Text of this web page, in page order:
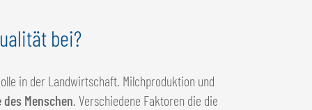
bei?
in der Landwirtschaft. Milchproduktion und
Menschen . Verschiedene Faktoren die die